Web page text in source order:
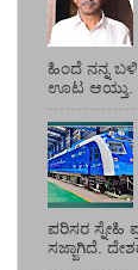
ಹಿಂದೆ ನನ್ನ ಬಳಿ
ಊಟ ಆಯ್ತು.
ಪರಿಸರ ಸ್ನೇಹಿ
ಸಜ್ಜಾಗಿದೆ.